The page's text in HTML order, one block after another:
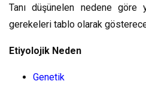
Tanı düşünelen nedene göre
gerekeleri tablo olarak
Etiyolojik Neden
Genetik